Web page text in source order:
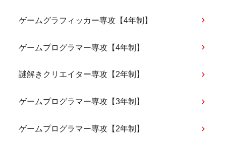
ゲームグラフィッカー専攻【4年制】
ゲームプログラマー専攻【4年制】
謎解きクリエイター専攻【2年制】
ゲームプログラマー専攻【3年制】
ゲームプログラマー専攻【2年制】